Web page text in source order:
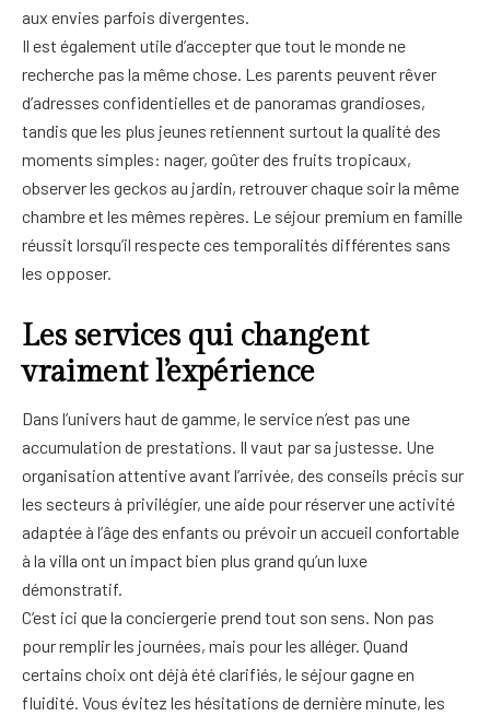
aux envies parfois divergentes.
Il est également utile d’accepter que tout le monde ne
recherche pas la même chose. Les parents peuvent rêver
d’adresses confidentielles et de panoramas grandioses,
tandis que les plus jeunes retiennent surtout la qualité des
moments simples: nager, goûter des fruits tropicaux,
observer les geckos au jardin, retrouver chaque soir la même
chambre et les mêmes repères. Le séjour premium en famille
réussit lorsqu’il respecte ces temporalités différentes sans
les opposer.
Les services qui changent
vraiment l’expérience
Dans l’univers haut de gamme, le service n’est pas une
accumulation de prestations. Il vaut par sa justesse. Une
organisation attentive avant l’arrivée, des conseils précis sur
les secteurs à privilégier, une aide pour réserver une activité
adaptée à l’âge des enfants ou prévoir un accueil confortable
à la villa ont un impact bien plus grand qu’un luxe
démonstratif.
C’est ici que la conciergerie prend tout son sens. Non pas
pour remplir les journées, mais pour les alléger. Quand
certains choix ont déjà été clarifiés, le séjour gagne en
fluidité. Vous évitez les hésitations de dernière minute, les